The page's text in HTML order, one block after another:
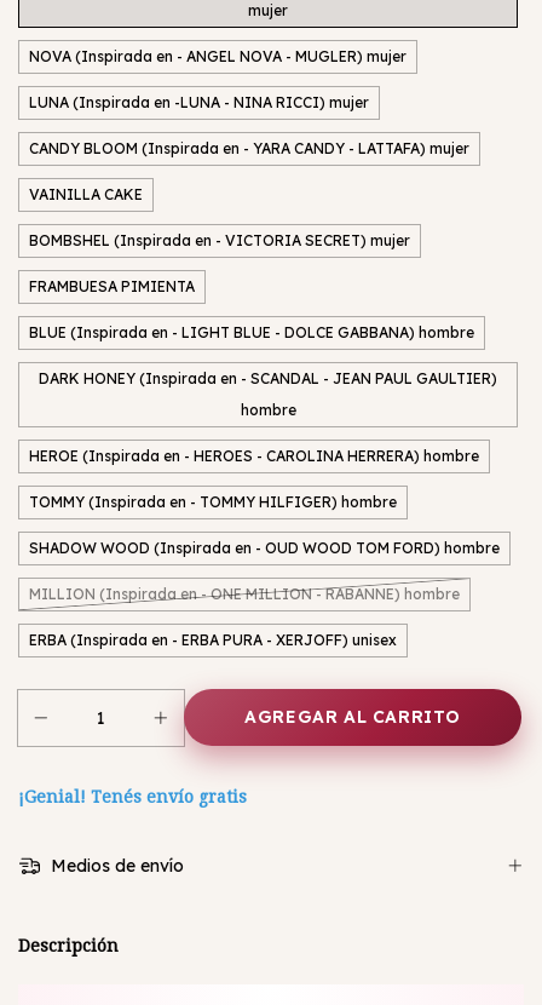
mujer
NOVA (Inspirada en - ANGEL NOVA - MUGLER) mujer
LUNA (Inspirada en -LUNA - NINA RICCI) mujer
CANDY BLOOM (Inspirada en - YARA CANDY - LATTAFA) mujer
VAINILLA CAKE
BOMBSHEL (Inspirada en - VICTORIA SECRET) mujer
FRAMBUESA PIMIENTA
BLUE (Inspirada en - LIGHT BLUE - DOLCE GABBANA) hombre
DARK HONEY (Inspirada en - SCANDAL - JEAN PAUL GAULTIER)
hombre
HEROE (Inspirada en - HEROES - CAROLINA HERRERA) hombre
TOMMY (Inspirada en - TOMMY HILFIGER) hombre
SHADOW WOOD (Inspirada en - OUD WOOD TOM FORD) hombre
MILLION (Inspirada en - ONE MILLION - RABANNE) hombre
ERBA (Inspirada en - ERBA PURA - XERJOFF) unisex
¡Genial! Tenés envío gratis
Medios de envío
Descripción